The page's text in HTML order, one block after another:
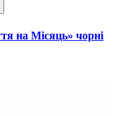
на Місяць» чорні